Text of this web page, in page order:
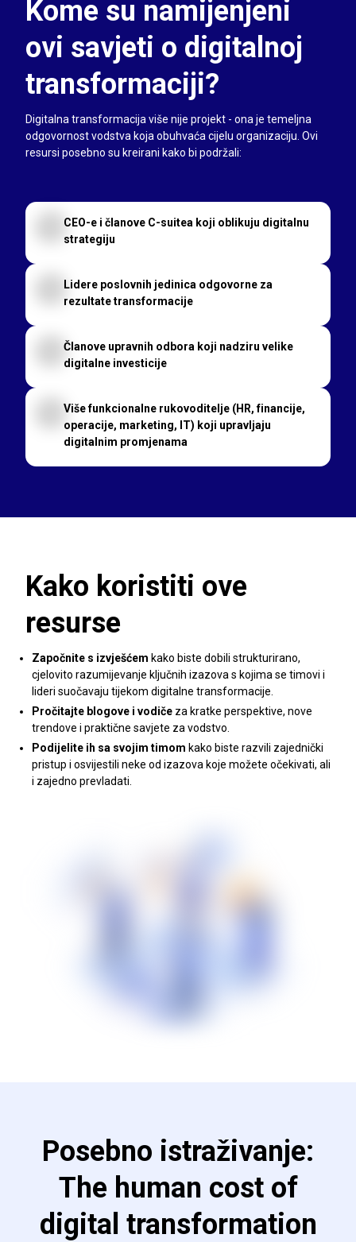
Kome su namijenjeni
ovi savjeti o digitalnoj
transformaciji?
Digitalna transformacija više nije projekt - ona je temeljna
odgovornost vodstva koja obuhvaća cijelu organizaciju. Ovi
resursi posebno su kreirani kako bi podržali:
CEO-e i članove C-suitea koji oblikuju digitalnu
strategiju
Lidere poslovnih jedinica odgovorne za
rezultate transformacije
Članove upravnih odbora koji nadziru velike
digitalne investicije
Više funkcionalne rukovoditelje (HR, financije,
operacije, marketing, IT) koji upravljaju
digitalnim promjenama
Kako koristiti ove
resurse
Započnite s izvješćem kako biste dobili strukturirano,
cjelovito razumijevanje ključnih izazova s kojima se timovi i
lideri suočavaju tijekom digitalne transformacije.
Pročitajte blogove i vodiče za kratke perspektive, nove
trendove i praktične savjete za vodstvo.
Podijelite ih sa svojim timom kako biste razvili zajednički
pristup i osvijestili neke od izazova koje možete očekivati, ali
i zajedno prevladati.
Posebno istraživanje:
The human cost of
digital transformation